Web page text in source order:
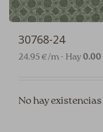
30768-24
24.95 €/m - Hay 0.00
No hay existencias